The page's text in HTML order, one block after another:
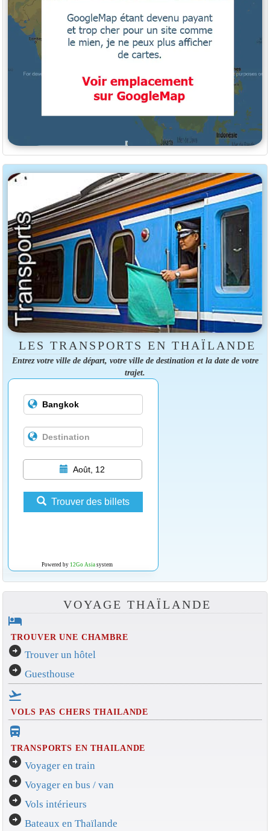
LES TRANSPORTS EN THAÏLANDE
Entrez votre ville de départ, votre ville de destination et la date de votre
trajet.
Août, 12
Trouver des billets
Powered by 12Go Asiasystem
VOYAGE THAÏLANDE
hotel
TROUVER UNE CHAMBRE
arrow_circle_right Trouver un hôtel
arrow_circle_right Guesthouse
flight_takeoff
VOLS PAS CHERS THAILANDE
directions_bus_filled
TRANSPORTS EN THAILANDE
arrow_circle_right Voyager en train
arrow_circle_right Voyager en bus / van
arrow_circle_right Vols intérieurs
arrow_circle_right Bateaux en Thaïlande